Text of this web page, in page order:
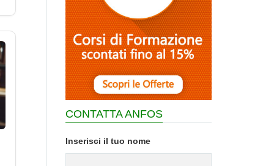
CONTATTA ANFOS
Inserisci il tuo nome